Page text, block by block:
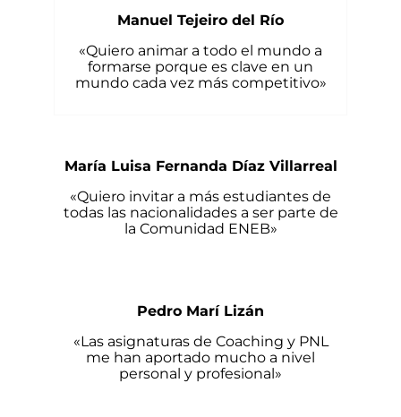
Manuel Tejeiro del Río
«Quiero animar a todo el mundo a
formarse porque es clave en un
mundo cada vez más competitivo»
María Luisa Fernanda Díaz Villarreal
«Quiero invitar a más estudiantes de
todas las nacionalidades a ser parte de
la Comunidad ENEB»
Pedro Marí Lizán
«Las asignaturas de Coaching y PNL
me han aportado mucho a nivel
personal y profesional»